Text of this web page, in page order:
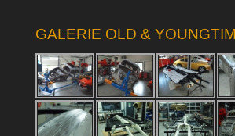
GALERIE OLD &